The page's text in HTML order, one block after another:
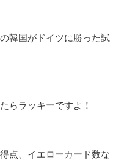
韓国がドイツに勝った試
らラッキーですよ！
点、イエローカード数な